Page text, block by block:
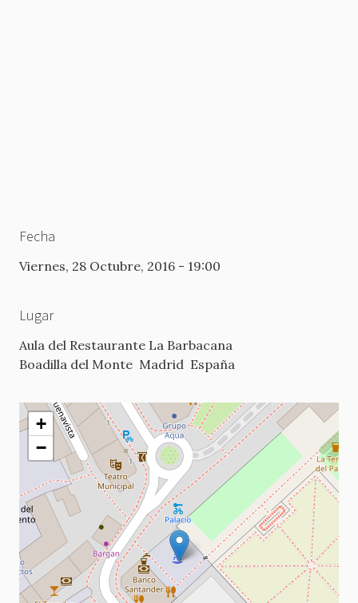
Fecha
Viernes, 28 Octubre, 2016 - 19:00
Lugar
Aula del Restaurante La Barbacana
Boadilla del Monte Madrid España
+
−